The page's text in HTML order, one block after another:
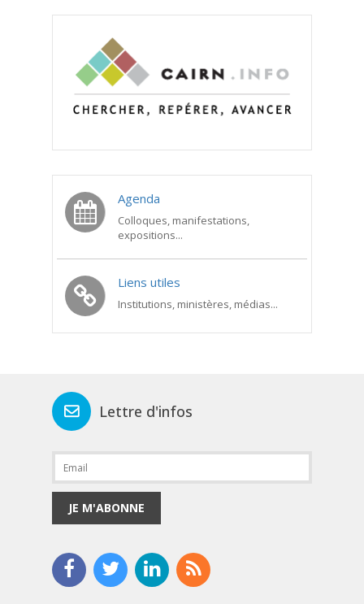
Agenda
Colloques, manifestations,
expositions...
Liens utiles
Institutions, ministères, médias...
Lettre d'infos
JE M'ABONNE